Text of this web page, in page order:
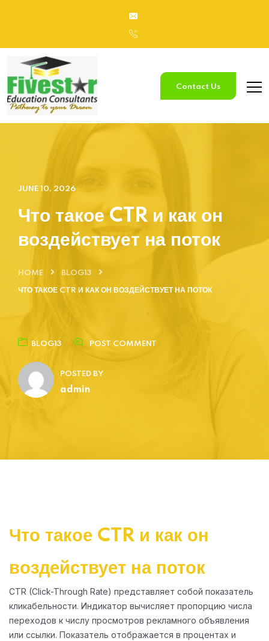
Contact Us
JUNE 10, 2026
Что такое CTR и как он
воздействует на поток
HOME BLOG13
ЧТО ТАКОЕ CTR И КАК ОН ВОЗДЕЙСТВУЕТ НА ПОТОК
BLOG13 POST COMMENT
POSTED BY
admin
Что такое CTR и как он
воздействует на поток
CTR (Click-Through Rate) представляет собой показатель
кликабельности. Индикатор вычисляет пропорцию числа
переходов к числу просмотров рекламного объявления
или ссылки. Показатель отображается в процентах и